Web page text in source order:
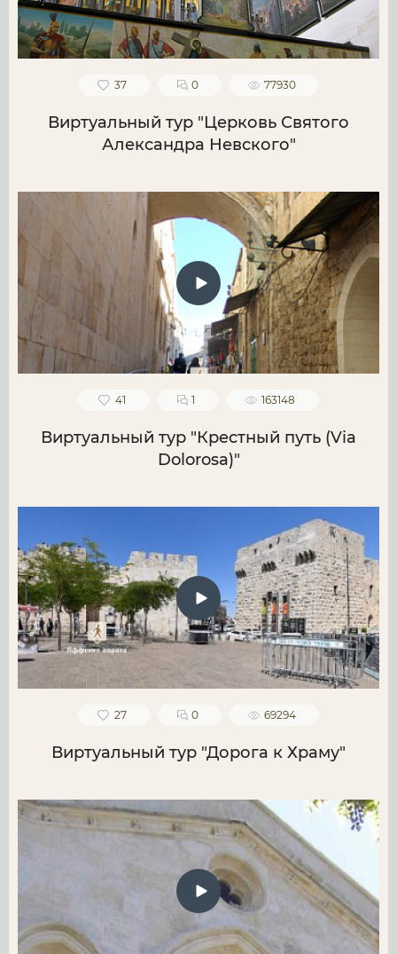
37 0 77930
Виртуальный тур "Церковь Святого
Александра Невского"
41 1 163148
Виртуальный тур "Крестный путь (Via
Dolorosa)"
27 0 69294
Виртуальный тур "Дорога к Храму"